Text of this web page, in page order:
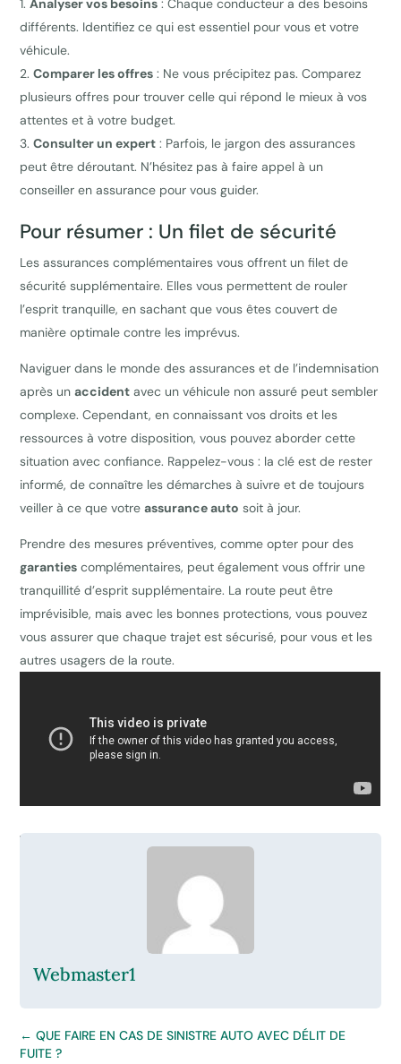
Analyser vos besoins : Chaque conducteur a des besoins
différents. Identifiez ce qui est essentiel pour vous et votre
véhicule.
Comparer les offres : Ne vous précipitez pas. Comparez
plusieurs offres pour trouver celle qui répond le mieux à vos
attentes et à votre budget.
Consulter un expert : Parfois, le jargon des assurances
peut être déroutant. N’hésitez pas à faire appel à un
conseiller en assurance pour vous guider.
Pour résumer : Un filet de sécurité
Les assurances complémentaires vous offrent un filet de
sécurité supplémentaire. Elles vous permettent de rouler
l’esprit tranquille, en sachant que vous êtes couvert de
manière optimale contre les imprévus.
Naviguer dans le monde des assurances et de l’indemnisation
après unaccident avec un véhicule non assuré peut sembler
complexe. Cependant, en connaissant vos droits et les
ressources à votre disposition, vous pouvez aborder cette
situation avec confiance. Rappelez-vous : la clé est de rester
informé, de connaître les démarches à suivre et de toujours
veiller à ce que votreassurance auto soit à jour.
Prendre des mesures préventives, comme opter pour des
garanties complémentaires, peut également vous offrir une
tranquillité d’esprit supplémentaire. La route peut être
imprévisible, mais avec les bonnes protections, vous pouvez
vous assurer que chaque trajet est sécurisé, pour vous et les
autres usagers de la route.
Webmaster1
←QUE FAIRE EN CAS DE SINISTRE AUTO AVEC DÉLIT DE
FUITE ?